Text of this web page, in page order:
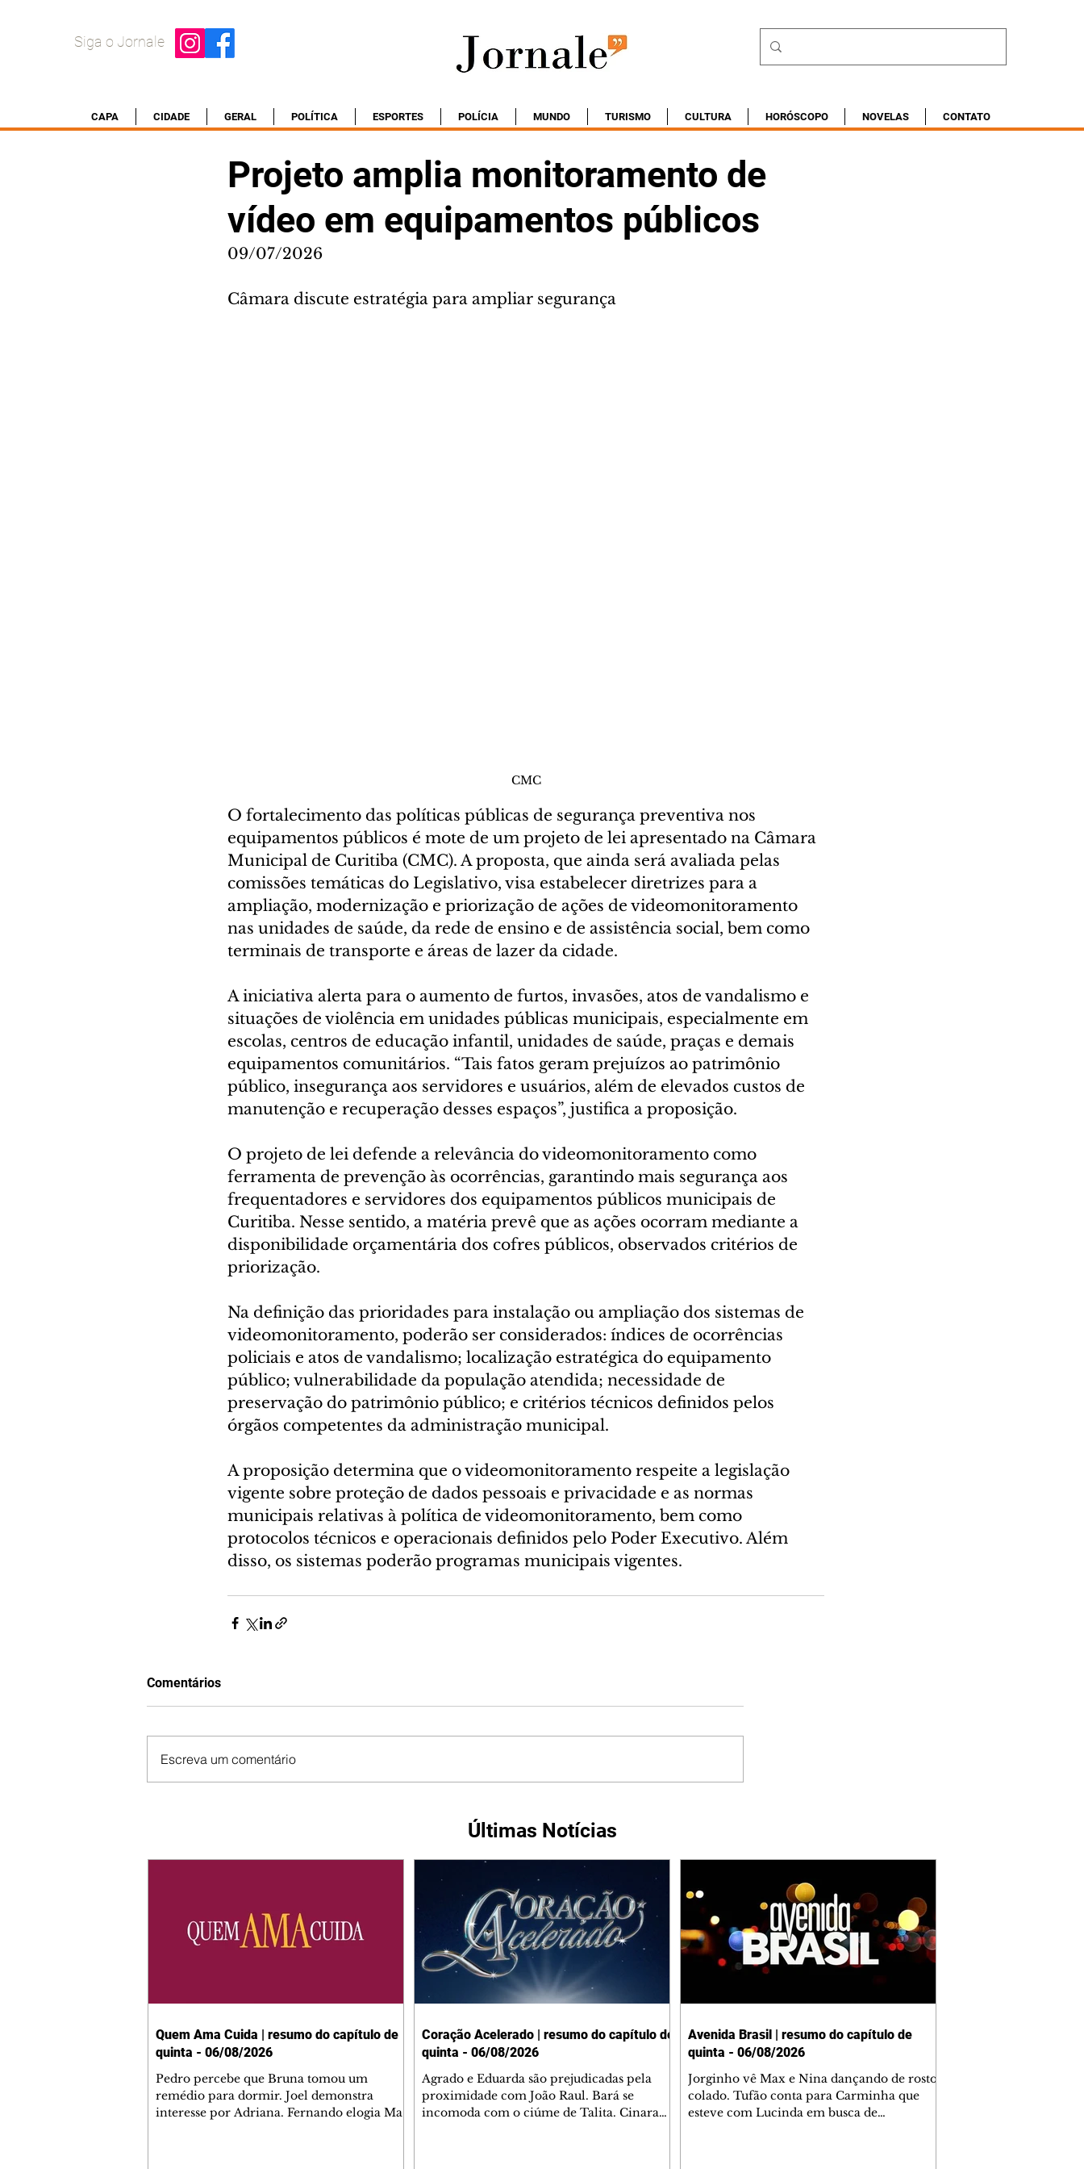
Siga o Jornale
CAPA CIDADE GERAL POLÍTICA ESPORTES POLÍCIA MUNDO TURISMO CULTURA HORÓSCOPO NOVELAS CONTATO
Projeto amplia monitoramento de
vídeo em equipamentos públicos
09/07/2026
Câmara discute estratégia para ampliar segurança
CMC
O fortalecimento das políticas públicas de segurança preventiva nos
equipamentos públicos é mote de um projeto de lei apresentado na Câmara
Municipal de Curitiba (CMC). A proposta, que ainda será avaliada pelas
comissões temáticas do Legislativo, visa estabelecer diretrizes para a
ampliação, modernização e priorização de ações de videomonitoramento
nas unidades de saúde, da rede de ensino e de assistência social, bem como
terminais de transporte e áreas de lazer da cidade.
A iniciativa alerta para o aumento de furtos, invasões, atos de vandalismo e
situações de violência em unidades públicas municipais, especialmente em
escolas, centros de educação infantil, unidades de saúde, praças e demais
equipamentos comunitários. “Tais fatos geram prejuízos ao patrimônio
público, insegurança aos servidores e usuários, além de elevados custos de
manutenção e recuperação desses espaços”, justifica a proposição.
O projeto de lei defende a relevância do videomonitoramento como
ferramenta de prevenção às ocorrências, garantindo mais segurança aos
frequentadores e servidores dos equipamentos públicos municipais de
Curitiba. Nesse sentido, a matéria prevê que as ações ocorram mediante a
disponibilidade orçamentária dos cofres públicos, observados critérios de
priorização.
Na definição das prioridades para instalação ou ampliação dos sistemas de
videomonitoramento, poderão ser considerados: índices de ocorrências
policiais e atos de vandalismo; localização estratégica do equipamento
público; vulnerabilidade da população atendida; necessidade de
preservação do patrimônio público; e critérios técnicos definidos pelos
órgãos competentes da administração municipal.
A proposição determina que o videomonitoramento respeite a legislação
vigente sobre proteção de dados pessoais e privacidade e as normas
municipais relativas à política de videomonitoramento, bem como
protocolos técnicos e operacionais definidos pelo Poder Executivo. Além
disso, os sistemas poderão programas municipais vigentes.
Comentários
Escreva um comentário
Últimas Notícias
Quem Ama Cuida | resumo do capítulo de
quinta - 06/08/2026
Pedro percebe que Bruna tomou um
remédio para dormir. Joel demonstra
interesse por Adriana. Fernando elogia Mau
Coração Acelerado | resumo do capítulo de
quinta - 06/08/2026
Agrado e Eduarda são prejudicadas pela
proximidade com João Raul. Bará se
incomoda com o ciúme de Talita. Cinara
Avenida Brasil | resumo do capítulo de
quinta - 06/08/2026
Jorginho vê Max e Nina dançando de rosto
colado. Tufão conta para Carminha que
esteve com Lucinda em busca de